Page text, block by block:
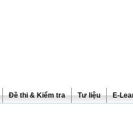
Đề thi & Kiểm tra Tư liệu E-